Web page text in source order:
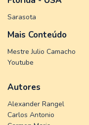
Sarasota
Mais Conteúdo
Mestre Julio Camacho
Youtube
Autores
Alexander Rangel
Carlos Antonio